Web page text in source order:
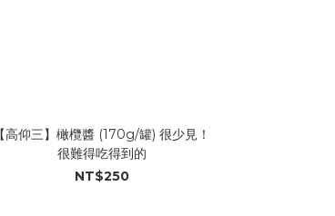
【高仰三】橄欖醬 (170g/罐) 很少見！
很難得吃得到的
NT$250